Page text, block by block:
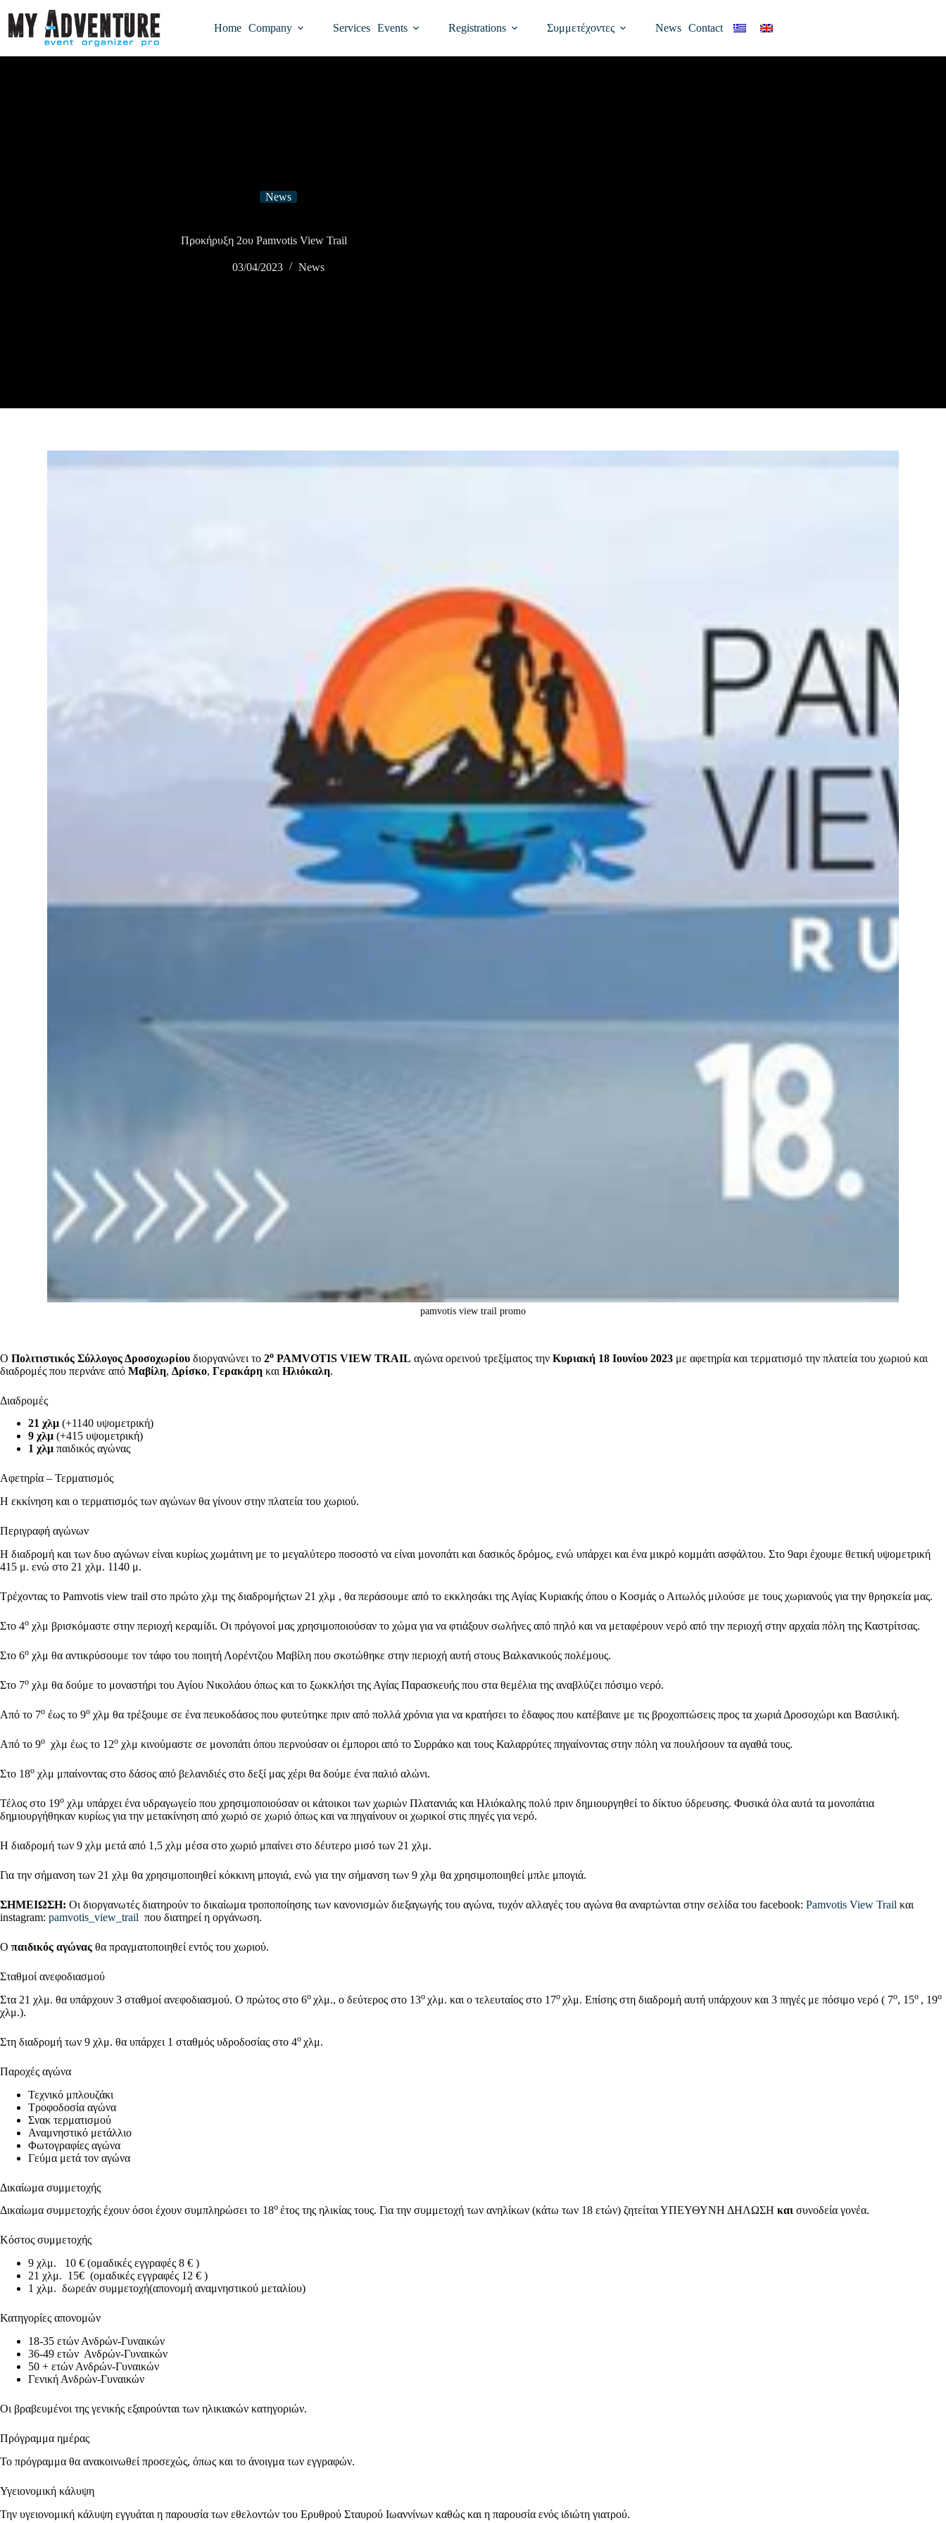
Home Company Services Events Registrations Συμμετέχοντες News Contact
News
Προκήρυξη 2ου Pamvotis View Trail
03/04/2023 News
pamvotis view trail promo
Ο Πολιτιστικός Σύλλογος Δροσοχωρίου διοργανώνει το 2ο PAMVOTIS VIEW TRAIL αγώνα ορεινού τρεξίματος την Κυριακή 18 Ιουνίου 2023 με αφετηρία και τερματισμό την πλατεία του χωριού και
διαδρομές που περνάνε από Μαβίλη, Δρίσκο, Γερακάρη και Ηλιόκαλη.
Διαδρομές
21 χλμ (+1140 υψομετρική)
9 χλμ (+415 υψομετρική)
1 χλμ παιδικός αγώνας
Αφετηρία – Τερματισμός
Η εκκίνηση και ο τερματισμός των αγώνων θα γίνουν στην πλατεία του χωριού.
Περιγραφή αγώνων
Η διαδρομή και των δυο αγώνων είναι κυρίως χωμάτινη με το μεγαλύτερο ποσοστό να είναι μονοπάτι και δασικός δρόμος, ενώ υπάρχει και ένα μικρό κομμάτι ασφάλτου. Στο 9αρι έχουμε θετική υψομετρική
415 μ. ενώ στο 21 χλμ. 1140 μ.
Τρέχοντας το Pamvotis view trail στο πρώτο χλμ της διαδρομήςτων 21 χλμ , θα περάσουμε από το εκκλησάκι της Αγίας Κυριακής όπου ο Κοσμάς ο Αιτωλός μιλούσε με τους χωριανούς για την θρησκεία μας.
Στο 4ο χλμ βρισκόμαστε στην περιοχή κεραμίδι. Οι πρόγονοί μας χρησιμοποιούσαν το χώμα για να φτιάξουν σωλήνες από πηλό και να μεταφέρουν νερό από την περιοχή στην αρχαία πόλη της Καστρίτσας.
Στο 6ο χλμ θα αντικρύσουμε τον τάφο του ποιητή Λορέντζου Μαβίλη που σκοτώθηκε στην περιοχή αυτή στους Βαλκανικούς πολέμους.
Στο 7ο χλμ θα δούμε το μοναστήρι του Αγίου Νικολάου όπως και το ξωκκλήσι της Αγίας Παρασκευής που στα θεμέλια της αναβλύζει πόσιμο νερό.
Από το 7ο έως το 9ο χλμ θα τρέξουμε σε ένα πευκοδάσος που φυτεύτηκε πριν από πολλά χρόνια για να κρατήσει το έδαφος που κατέβαινε με τις βροχοπτώσεις προς τα χωριά Δροσοχώρι και Βασιλική.
Από το 9ο χλμ έως το 12ο χλμ κινούμαστε σε μονοπάτι όπου περνούσαν οι έμποροι από το Συρράκο και τους Καλαρρύτες πηγαίνοντας στην πόλη να πουλήσουν τα αγαθά τους.
Στο 18ο χλμ μπαίνοντας στο δάσος από βελανιδιές στο δεξί μας χέρι θα δούμε ένα παλιό αλώνι.
Τέλος στο 19ο χλμ υπάρχει ένα υδραγωγείο που χρησιμοποιούσαν οι κάτοικοι των χωριών Πλατανιάς και Ηλιόκαλης πολύ πριν δημιουργηθεί το δίκτυο ύδρευσης. Φυσικά όλα αυτά τα μονοπάτια
δημιουργήθηκαν κυρίως για την μετακίνηση από χωριό σε χωριό όπως και να πηγαίνουν οι χωρικοί στις πηγές για νερό.
Η διαδρομή των 9 χλμ μετά από 1,5 χλμ μέσα στο χωριό μπαίνει στο δέυτερο μισό των 21 χλμ.
Για την σήμανση των 21 χλμ θα χρησιμοποιηθεί κόκκινη μπογιά, ενώ για την σήμανση των 9 χλμ θα χρησιμοποιηθεί μπλε μπογιά.
ΣΗΜΕΙΩΣΗ: Οι διοργανωτές διατηρούν το δικαίωμα τροποποίησης των κανονισμών διεξαγωγής του αγώνα, τυχόν αλλαγές του αγώνα θα αναρτώνται στην σελίδα του facebook: Pamvotis View Trail και
instagram: pamvotis_view_trail που διατηρεί η οργάνωση.
Ο παιδικός αγώνας θα πραγματοποιηθεί εντός του χωριού.
Σταθμοί ανεφοδιασμού
Στα 21 χλμ. θα υπάρχουν 3 σταθμοί ανεφοδιασμού. Ο πρώτος στο 6ο χλμ., ο δεύτερος στο 13ο χλμ. και ο τελευταίος στο 17ο χλμ. Επίσης στη διαδρομή αυτή υπάρχουν και 3 πηγές με πόσιμο νερό ( 7ο, 15ο , 19ο
χλμ.).
Στη διαδρομή των 9 χλμ. θα υπάρχει 1 σταθμός υδροδοσίας στο 4ο χλμ.
Παροχές αγώνα
Τεχνικό μπλουζάκι
Τροφοδοσία αγώνα
Σνακ τερματισμού
Αναμνηστικό μετάλλιο
Φωτογραφίες αγώνα
Γεύμα μετά τον αγώνα
Δικαίωμα συμμετοχής
Δικαίωμα συμμετοχής έχουν όσοι έχουν συμπληρώσει το 18ο έτος της ηλικίας τους. Για την συμμετοχή των ανηλίκων (κάτω των 18 ετών) ζητείται ΥΠΕΥΘΥΝΗ ΔΗΛΩΣΗ και συνοδεία γονέα.
Κόστος συμμετοχής
9 χλμ. 10 € (ομαδικές εγγραφές 8 € )
21 χλμ. 15€ (ομαδικές εγγραφές 12 € )
1 χλμ. δωρεάν συμμετοχή(απονομή αναμνηστικού μεταλίου)
Κατηγορίες απονομών
18-35 ετών Ανδρών-Γυναικών
36-49 ετών Ανδρών-Γυναικών
50 + ετών Ανδρών-Γυναικών
Γενική Ανδρών-Γυναικών
Οι βραβευμένοι της γενικής εξαιρούνται των ηλικιακών κατηγοριών.
Πρόγραμμα ημέρας
Το πρόγραμμα θα ανακοινωθεί προσεχώς, όπως και το άνοιγμα των εγγραφών.
Υγειονομική κάλυψη
Την υγειονομική κάλυψη εγγυάται η παρουσία των εθελοντών του Ερυθρού Σταυρού Ιωαννίνων καθώς και η παρουσία ενός ιδιώτη γιατρού.